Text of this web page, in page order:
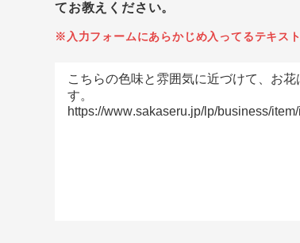
てお教えください。
※入力フォームにあらかじめ入ってるテキス